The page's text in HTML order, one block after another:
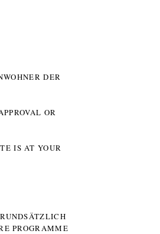
DER P
OR
IS AT YOUR
PROGRAMME